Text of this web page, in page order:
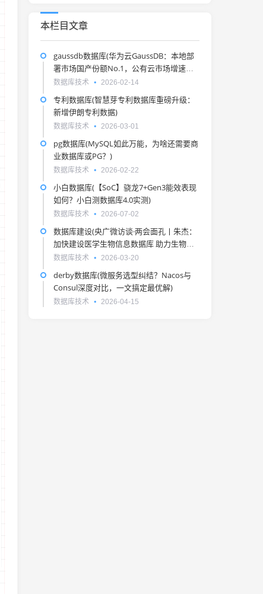
本栏目文章
gaussdb数据库(华为云GaussDB：本地部
署市场国产份额No.1，公有云市场增速最
快)
数据库技术 2026-02-14
专利数据库(智慧芽专利数据库重磅升级：
新增伊朗专利数据)
数据库技术 2026-03-01
pg数据库(MySQL如此万能，为啥还需要商
业数据库或PG？)
数据库技术 2026-02-22
小白数据库(【SoC】骁龙7+Gen3能效表现
如何？小白测数据库4.0实测)
数据库技术 2026-07-02
数据库建设(央广微访谈·两会面孔丨朱杰：
加快建设医学生物信息数据库 助力生物医
药产业高质量发展)
数据库技术 2026-03-20
derby数据库(微服务选型纠结？Nacos与
Consul深度对比，一文搞定最优解)
数据库技术 2026-04-15